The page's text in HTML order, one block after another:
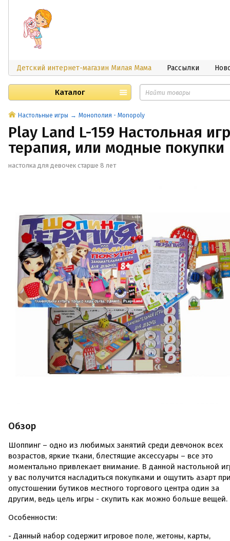
Детский интернет-магазин Милая Мама Рассылки
Каталог
Настольные игры Монополия - Monopoly
Play Land L-159 Настольная
терапия, или модные покупки
настолка для девочек старше 8 лет
Обзор
Шоппинг – одно из любимых занятий среди девчонок всех
возрастов, яркие ткани, блестящие аксессуары – все это
моментально привлекает внимание. В данной настольной
у вас получится насладиться покупками и ощутить азарт
опустошении бутиков местного торгового центра один за
другим, ведь цель игры - скупить как можно больше вещей.
Особенности:
- Данный набор содержит игровое поле, жетоны, карты,